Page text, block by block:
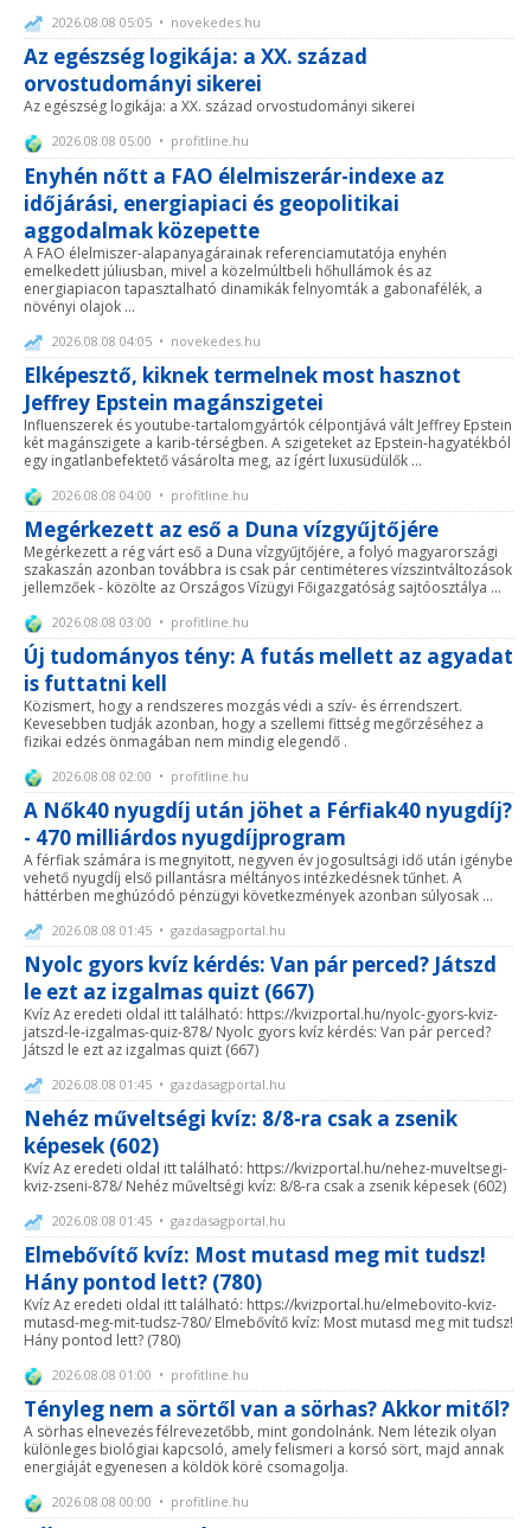
2026.08.08 05:05 • novekedes.hu
Az egészség logikája: a XX. század
orvostudományi sikerei
Az egészség logikája: a XX. század orvostudományi sikerei
2026.08.08 05:00 • profitline.hu
Enyhén nőtt a FAO élelmiszerár-indexe az
időjárási, energiapiaci és geopolitikai
aggodalmak közepette
A FAO élelmiszer-alapanyagárainak referenciamutatója enyhén
emelkedett júliusban, mivel a közelmúltbeli hőhullámok és az
energiapiacon tapasztalható dinamikák felnyomták a gabonafélék, a
növényi olajok ...
2026.08.08 04:05 • novekedes.hu
Elképesztő, kiknek termelnek most hasznot
Jeffrey Epstein magánszigetei
Influenszerek és youtube-tartalomgyártók célpontjává vált Jeffrey Epstein
két magánszigete a karib-térségben. A szigeteket az Epstein-hagyatékból
egy ingatlanbefektető vásárolta meg, az ígért luxusüdülők ...
2026.08.08 04:00 • profitline.hu
Megérkezett az eső a Duna vízgyűjtőjére
Megérkezett a rég várt eső a Duna vízgyűjtőjére, a folyó magyarországi
szakaszán azonban továbbra is csak pár centiméteres vízszintváltozások
jellemzőek - közölte az Országos Vízügyi Főigazgatóság sajtóosztálya ...
2026.08.08 03:00 • profitline.hu
Új tudományos tény: A futás mellett az agyadat
is futtatni kell
Közismert, hogy a rendszeres mozgás védi a szív- és érrendszert.
Kevesebben tudják azonban, hogy a szellemi fittség megőrzéséhez a
fizikai edzés önmagában nem mindig elegendő .
2026.08.08 02:00 • profitline.hu
A Nők40 nyugdíj után jöhet a Férfiak40 nyugdíj?
- 470 milliárdos nyugdíjprogram
A férfiak számára is megnyitott, negyven év jogosultsági idő után igénybe
vehető nyugdíj első pillantásra méltányos intézkedésnek tűnhet. A
háttérben meghúzódó pénzügyi következmények azonban súlyosak ...
2026.08.08 01:45 • gazdasagportal.hu
Nyolc gyors kvíz kérdés: Van pár perced? Játszd
le ezt az izgalmas quizt (667)
Kvíz Az eredeti oldal itt található: https://kvizportal.hu/nyolc-gyors-kviz-
jatszd-le-izgalmas-quiz-878/ Nyolc gyors kvíz kérdés: Van pár perced?
Játszd le ezt az izgalmas quizt (667)
2026.08.08 01:45 • gazdasagportal.hu
Nehéz műveltségi kvíz: 8/8-ra csak a zsenik
képesek (602)
Kvíz Az eredeti oldal itt található: https://kvizportal.hu/nehez-muveltsegi-
kviz-zseni-878/ Nehéz műveltségi kvíz: 8/8-ra csak a zsenik képesek (602)
2026.08.08 01:45 • gazdasagportal.hu
Elmebővítő kvíz: Most mutasd meg mit tudsz!
Hány pontod lett? (780)
Kvíz Az eredeti oldal itt található: https://kvizportal.hu/elmebovito-kviz-
mutasd-meg-mit-tudsz-780/ Elmebővítő kvíz: Most mutasd meg mit tudsz!
Hány pontod lett? (780)
2026.08.08 01:00 • profitline.hu
Tényleg nem a sörtől van a sörhas? Akkor mitől?
A sörhas elnevezés félrevezetőbb, mint gondolnánk. Nem létezik olyan
különleges biológiai kapcsoló, amely felismeri a korsó sört, majd annak
energiáját egyenesen a köldök köré csomagolja.
2026.08.08 00:00 • profitline.hu